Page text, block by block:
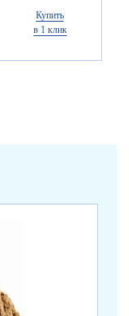
Купить
в 1 клик